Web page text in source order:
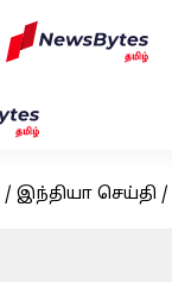
/ இந்தியா செய்தி /